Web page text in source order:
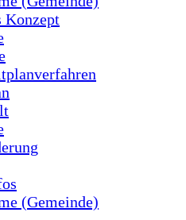
Konzept
(Gemeinde)